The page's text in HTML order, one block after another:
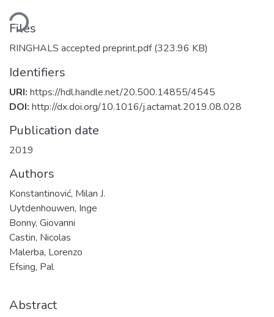
Files
RINGHALS accepted preprint.pdf(323.96 KB)
Identifiers
URI: https://hdl.handle.net/20.500.14855/4545
DOI: http://dx.doi.org/10.1016/j.actamat.2019.08.028
Publication date
2019
Authors
Konstantinović, Milan J.
Uytdenhouwen, Inge
Bonny, Giovanni
Castin, Nicolas
Malerba, Lorenzo
Efsing, Pal
Abstract